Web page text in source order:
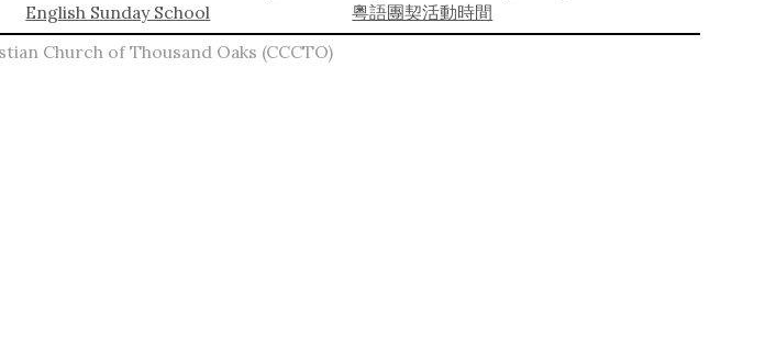
English Sunday School
粵語團契活動時間
Church of Thousand Oaks (CCCTO)